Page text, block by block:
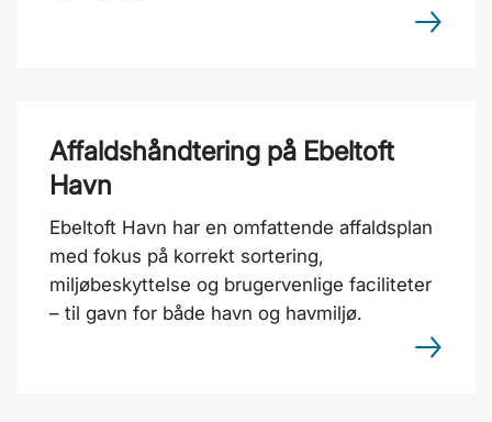
Affaldshåndtering på Ebeltoft
Havn
Ebeltoft Havn har en omfattende affaldsplan
med fokus på korrekt sortering,
miljøbeskyttelse og brugervenlige faciliteter
– til gavn for både havn og havmiljø.